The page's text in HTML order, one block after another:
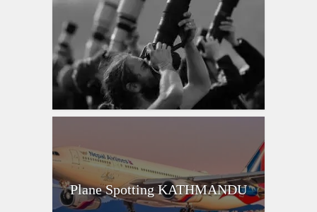
Plane Spotting KATHMANDU